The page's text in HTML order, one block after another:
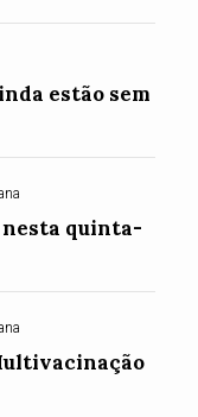
estão sem
nesta quinta-